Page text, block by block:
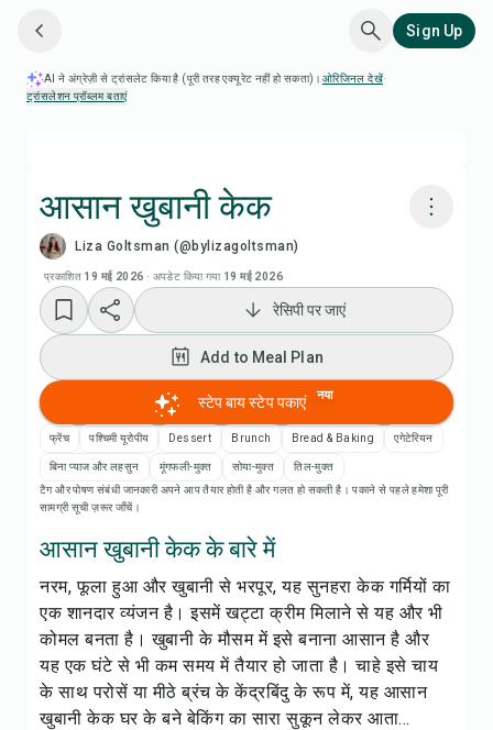
Sign Up
AI ने अंग्रेज़ी से ट्रांसलेट किया है (पूरी तरह एक्यूरेट नहीं हो सकता)। ओरिजिनल देखें·
ट्रांसलेशन प्रॉब्लम बताएं
आसान खुबानी केक
Liza Goltsman (@bylizagoltsman)
प्रकाशित 19 मई 2026 · अपडेट किया गया 19 मई 2026
रेसिपी वीडियो देखें
Add to Meal Plan
Add to Shopping List
रेसिपी नोट्स
रेसिपी प्रिंट करें
सेव करें
शेयर करें
रेसिपी पर जाएं
Add to Meal Plan
स्टेप बाय स्टेप पकाएं नया
फ्रेंच पश्चिमी यूरोपीय Dessert Brunch Bread & Baking एगेटेरियन
बिना प्याज और लहसुन मूंगफली-मुक्त सोया-मुक्त
तिल-मुक्त
टैग और पोषण संबंधी जानकारी अपने आप तैयार होती है और गलत हो सकती है। पकाने से पहले हमेशा पूरी
सामग्री सूची ज़रूर जाँचें।
आसान खुबानी केक के बारे में
नरम, फूला हुआ और खुबानी से भरपूर, यह सुनहरा केक गर्मियों का
एक शानदार व्यंजन है। इसमें खट्टा क्रीम मिलाने से यह और भी
कोमल बनता है। खुबानी के मौसम में इसे बनाना आसान है और
यह एक घंटे से भी कम समय में तैयार हो जाता है। चाहे इसे चाय
के साथ परोसें या मीठे ब्रंच के केंद्रबिंदु के रूप में, यह आसान
खुबानी केक घर के बने बेकिंग का सारा सुकून लेकर आता...